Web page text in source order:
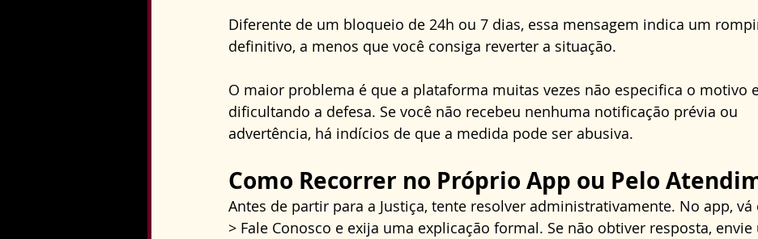
Diferente de um bloqueio de 24h ou 7 dias, essa mensagem indica um
definitivo, a menos que você consiga reverter a situação.
O maior problema é que a plataforma muitas vezes não especifica o motivo
dificultando a defesa. Se você não recebeu nenhuma notificação prévia ou
advertência, há indícios de que a medida pode ser abusiva.
Como Recorrer no Próprio App ou Pelo
Antes de partir para a Justiça, tente resolver administrativamente. No app, vá
> Fale Conosco e exija uma explicação formal. Se não obtiver resposta, envie